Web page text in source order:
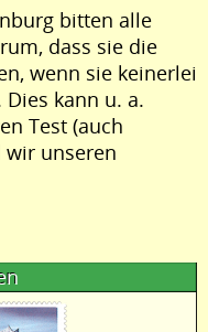
bitten alle
dass sie die
wenn sie keinerlei
kann u. a.
Test (auch
wir unseren